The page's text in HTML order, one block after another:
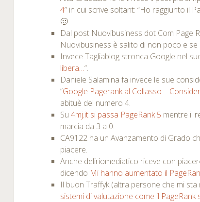
4” in cui scrive soltant: “Ho raggiunto il
🙂
Dal post Nuovibusiness dot Com Page
Nuovibusiness è salito di non poco e
Invece Tagliablog stronca Google nel
libera…“.
Daniele Salamina fa invece le sue
“Google Pagerank al Collasso –
abituè del numero 4.
Su4mj.it si passa PageRank 5 mentre il
marcia da 3 a 0.
CA9122 ha un Avanzamento di Grado
piacere.
Anche deliriomediatico riceve con
dicendo Mi hanno aumentato il
Il buon Traffyk (altra persone che mi
sistemi di valutazione come il